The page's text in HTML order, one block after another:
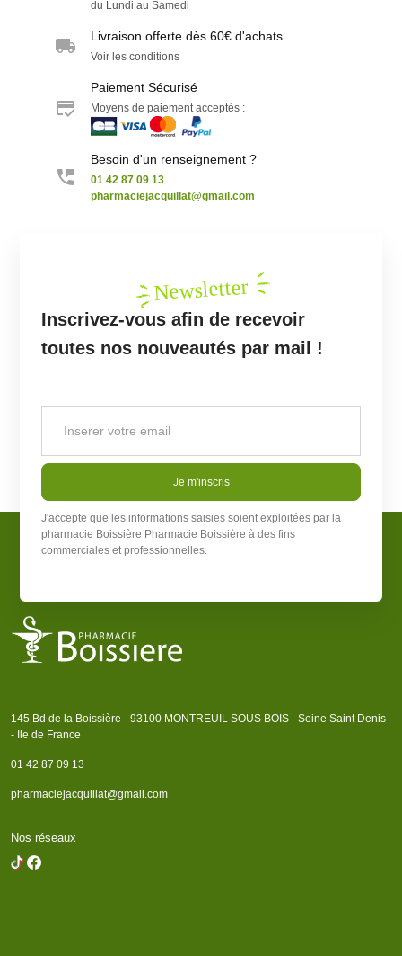
du Lundi au Samedi
Livraison offerte dès 60€ d'achats
Voir les conditions
Paiement Sécurisé
Moyens de paiement acceptés :
Besoin d'un renseignement ?
01 42 87 09 13
pharmaciejacquillat@gmail.com
Newsletter
Inscrivez-vous afin de recevoir
toutes nos nouveautés par mail !
Je m'inscris
J'accepte que les informations saisies soient exploitées par la
pharmacie Boissière Pharmacie Boissière à des fins
commerciales et professionnelles.
145 Bd de la Boissière - 93100 MONTREUIL SOUS BOIS - Seine Saint Denis
- Ile de France
01 42 87 09 13
pharmaciejacquillat@gmail.com
Nos réseaux